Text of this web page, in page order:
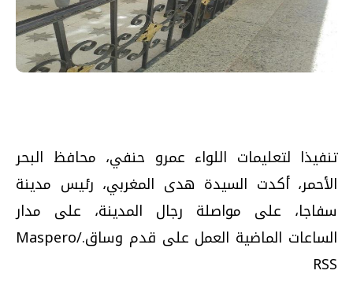
تنفيذا لتعليمات اللواء عمرو حنفي، محافظ البحر
الأحمر، أكدت السيدة هدى المغربي، رئيس مدينة
سفاجا، على مواصلة رجال المدينة، على مدار
الساعات الماضية العمل على قدم وساق./Maspero
RSS